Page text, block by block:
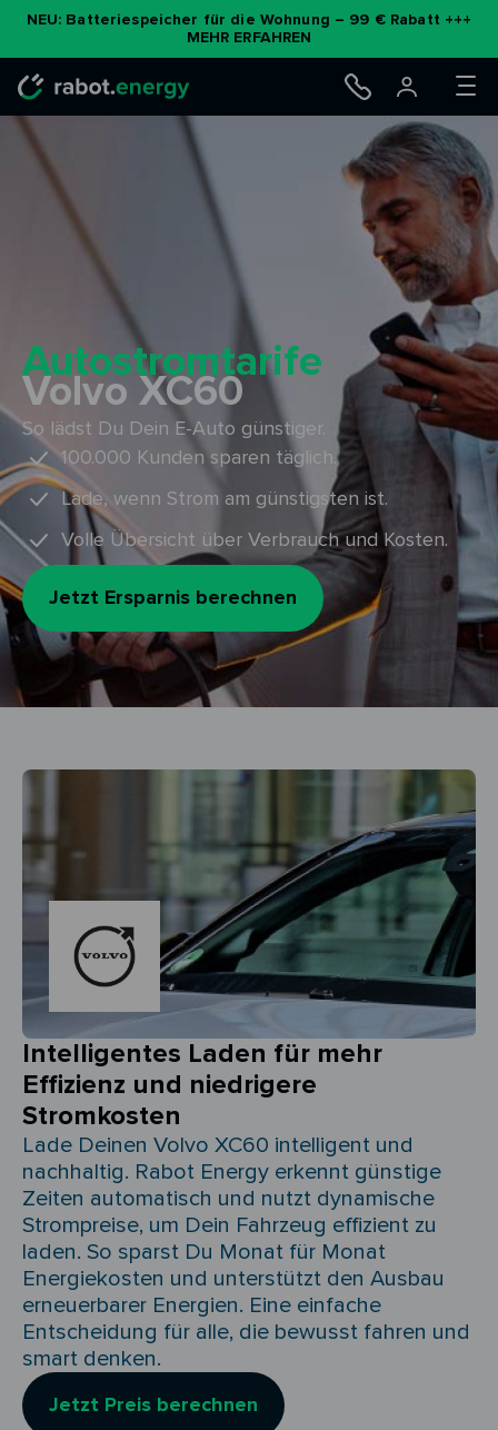
NEU: Batteriespeicher für die Wohnung – 99 € Rabatt +++
MEHR ERFAHREN
Autostromtarife
Volvo XC60
So lädst Du Dein E-Auto günstiger.
100.000 Kunden sparen täglich.
Lade, wenn Strom am günstigsten ist.
Volle Übersicht über Verbrauch und Kosten.
Jetzt Ersparnis berechnen
Intelligentes Laden für mehr
Effizienz und niedrigere
Stromkosten
Lade Deinen Volvo XC60 intelligent und
nachhaltig. Rabot Energy erkennt günstige
Zeiten automatisch und nutzt dynamische
Strompreise, um Dein Fahrzeug effizient zu
laden. So sparst Du Monat für Monat
Energiekosten und unterstützt den Ausbau
erneuerbarer Energien. Eine einfache
Entscheidung für alle, die bewusst fahren und
smart denken.
Jetzt Preis berechnen
Zum
Inhalt
springen